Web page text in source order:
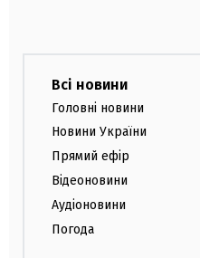
Всі новини
Головні новини
Новини України
Прямий ефір
Відеоновини
Аудіоновини
Погода